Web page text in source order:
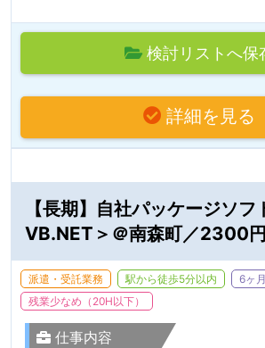
検討リストへ保
詳細を見る
【長期】自社パッケージソフ
VB.NET＞＠南森町／2300
派遣・受託業務 駅から徒歩5分以内
6ヶ
残業少なめ（20H以下）
仕事内容